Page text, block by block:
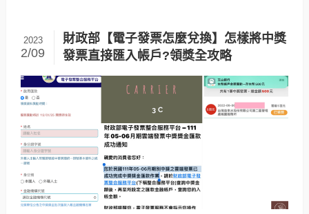
財政部【電子發票怎麼兌換】怎樣將中獎
發票直接匯入帳戶?領獎全攻略
2023
2/09